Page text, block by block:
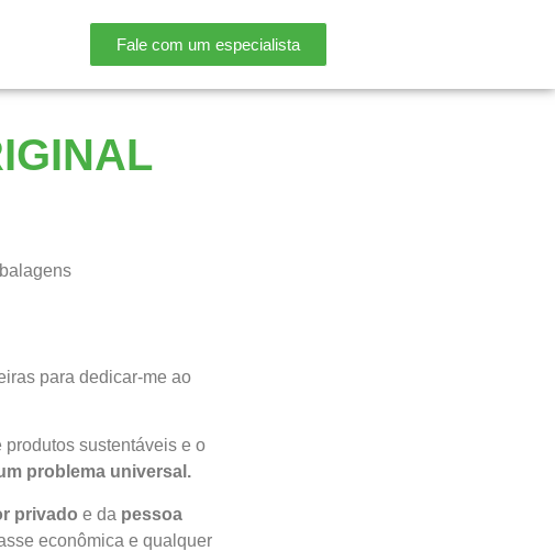
Fale com um especialista
para dedicar-me ao
sustentáveis e o
problema universal.
privado e da pessoa
econômica e qualquer